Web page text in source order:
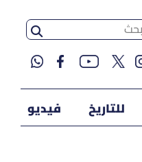
للتاريخ فيديو